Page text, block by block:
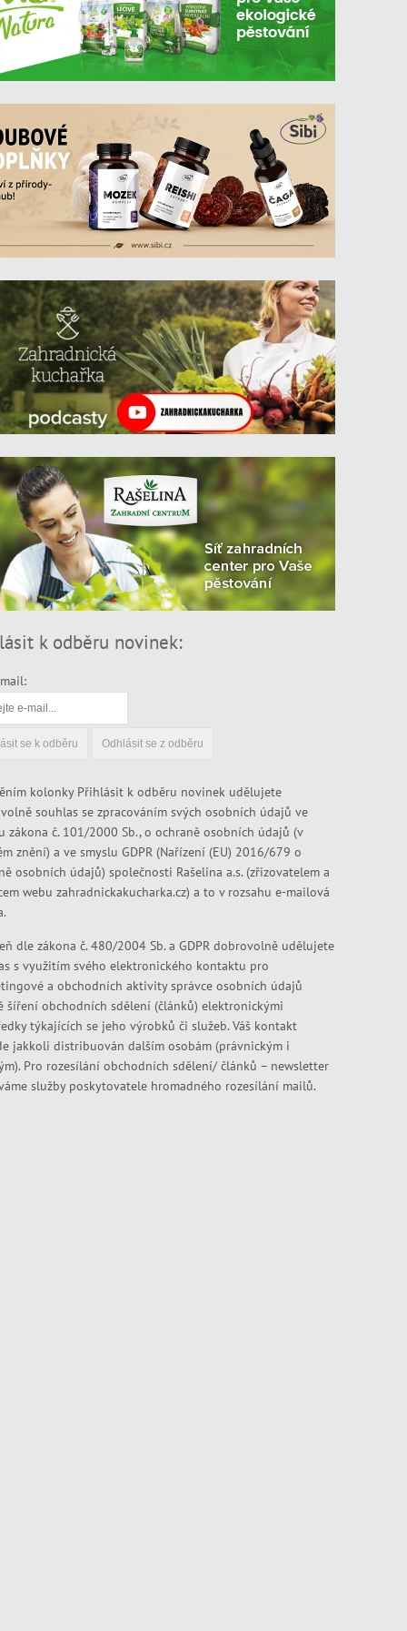
k odběru novinek:
kolonky Přihlásit k odběru novinek udělujete
souhlas se zpracováním svých osobních údajů ve
zákona č. 101/2000 Sb., o ochraně osobních údajů (v
znění) a ve smyslu GDPR (Nařízení (EU) 2016/679 o
osobních údajů) společnosti Rašelina a.s. (zřizovatelem a
webu zahradnickakucharka.cz) a to v rozsahu e-mailová
dle zákona č. 480/2004 Sb. a GDPR dobrovolně udělujete
s využitím svého elektronického kontaktu pro
a obchodních aktivity správce osobních údajů
šíření obchodních sdělení (článků) elektronickými
týkajících se jeho výrobků či služeb. Váš kontakt
jakkoli distribuován dalším osobám (právnickým i
Pro rozesílání obchodních sdělení/ článků – newsletter
služby poskytovatele hromadného rozesílání mailů.